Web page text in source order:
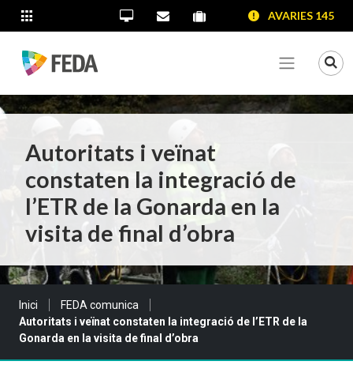
SALTAR AL CONTINGUT
SALTAR A LA NAVEGACIÓ
SALTAR A LA INFORMACIÓ DE CONTACTE
ALTRES LLOCS WEBOficina Virtual
Contacta'nsPortal proveïdors
Portal de transparència
AVARIES 145
Veure
Autoritats i veïnat
constaten la integració de
l’ETR de la Gonarda en la
visita de final d’obra
Sou a:
Inici
FEDA comunica
Autoritats i veïnat constaten la integració de l’ETR de la
Gonarda en la visita de final d’obra